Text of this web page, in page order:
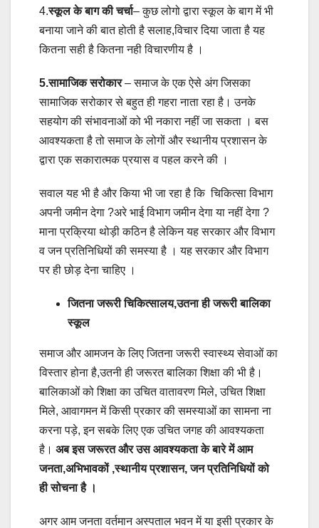
4.स्कूल के बाग की चर्चा– कुछ लोगो द्वारा स्कूल के बाग में भी
बनाया जाने की बात होती है सलाह,विचार दिया जाता है यह
कितना सही है कितना नही विचारणीय है ।
5.सामाजिक सरोकार– समाज के एक ऐसे अंग जिसका
सामाजिक सरोकार से बहुत ही गहरा नाता रहा है। उनके
सहयोग की संभावनाओं को भी नकारा नहीं जा सकता । बस
आवश्यकता है तो समाज के लोगों और स्थानीय प्रशासन के
द्वारा एक सकारात्मक प्रयास व पहल करने की ।
सवाल यह भी है और किया भी जा रहा है कि चिकित्सा विभाग
अपनी जमीन देगा ?अरे भाई विभाग जमीन देगा या नहीं देगा ?
माना प्रक्रिया थोड़ी कठिन है लेकिन यह सरकार और विभाग
व जन प्रतिनिधियों की समस्या है । यह सरकार और विभाग
पर ही छोड़ देना चाहिए ।
जितना जरूरी चिकित्सालय,उतना ही जरूरी बालिका
स्कूल
समाज और आमजन के लिए जितना जरूरी स्वास्थ्य सेवाओं का
विस्तार होना है,उतनी ही जरूरत बालिका शिक्षा की भी है।
बालिकाओं को शिक्षा का उचित वातावरण मिले, उचित शिक्षा
मिले, आवागमन में किसी प्रकार की समस्याओं का सामना ना
करना पड़े, इन सबके लिए एक उचित जगह की आवश्यकता
है। अब इस जरूरत और उस आवश्यकता के बारे में आम
जनता,अभिभावकों ,स्थानीय प्रशासन, जन प्रतिनिधियों को
ही सोचना है ।
अगर आम जनता वर्तमान अस्पताल भवन में या इसी प्रकार के